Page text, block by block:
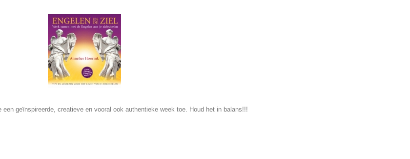
geïnspireerde, creatieve en vooral ook authentieke week toe. Houd het in balans!!!